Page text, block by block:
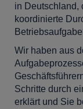
in Deutschland,
koordinierte
Wir haben aus
Schritte durch
erklärt und Sie